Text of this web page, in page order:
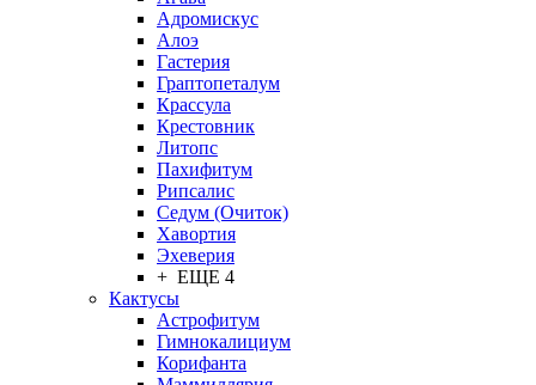
Адромискус
Алоэ
Гастерия
Граптопеталум
Крассула
Крестовник
Литопс
Пахифитум
Рипсалис
Седум (Очиток)
Хавортия
Эхеверия
+ ЕЩЕ 4
Кактусы
Астрофитум
Гимнокалициум
Корифанта